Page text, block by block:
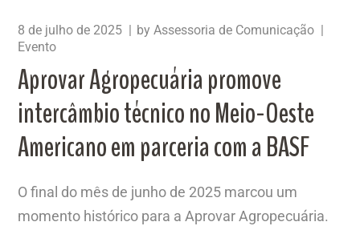
8 de julho de 2025 byAssessoria de Comunicação
Evento
Aprovar Agropecuária promove
intercâmbio técnico no Meio-Oeste
Americano em parceria com a BASF
O final do mês de junho de 2025 marcou um
momento histórico para a Aprovar Agropecuária.